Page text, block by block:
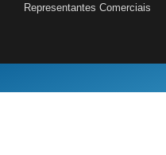
Representantes Comerciais